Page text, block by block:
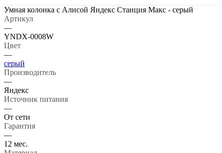
Умная колонка с Алисой Яндекс Станция Макс - серый
Артикул
—
YNDX-0008W
Цвет
—
серый
Производитель
—
Яндекс
Источник питания
—
От сети
Гарантия
—
12 мес.